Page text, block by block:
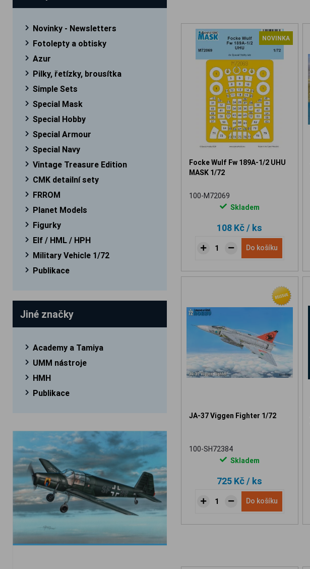
Novinky - Newsletters
Fotolepty a obtisky
Azur
Pilky, řetízky, brousítka
Simple Sets
Special Mask
Special Hobby
Special Armour
Special Navy
Vintage Treasure Edition
CMK detailní sety
FRROM
Planet Models
Figurky
Elf / HML / HPH
Military Vehicle 1/72
Publikace
Jiné značky
Academy a Tamiya
UMM nástroje
HMH
Publikace
NOVINKA
Focke Wulf Fw 189A-1/2 UHU
MASK 1/72
100-M72069
Skladem
108 Kč/ ks
Do košíku
JA-37 Viggen Fighter 1/72
100-SH72384
Skladem
725 Kč/ ks
Do košíku